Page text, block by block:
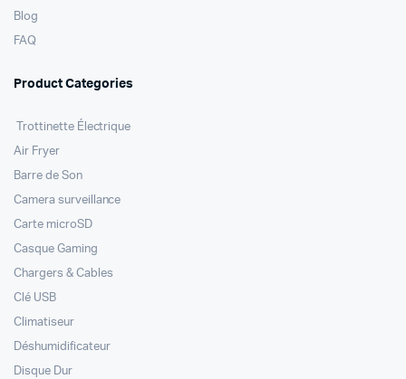
Blog
FAQ
Product Categories
Trottinette Électrique
Air Fryer
Barre de Son
Camera surveillance
Carte microSD
Casque Gaming
Chargers & Cables
Clé USB
Climatiseur
Déshumidificateur
Disque Dur